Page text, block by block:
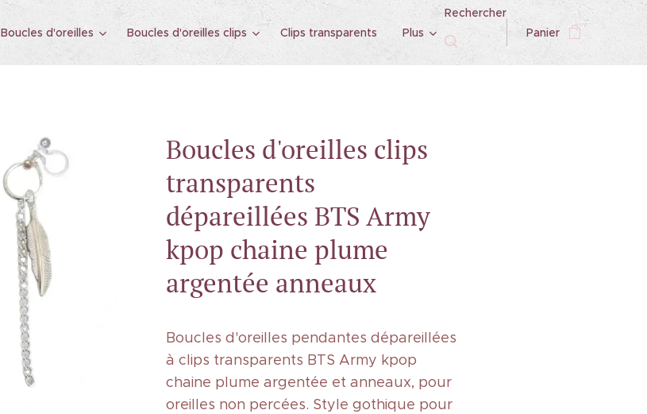
Boucles d'oreilles Boucles d'oreilles clips Clips transparents Plus
Rechercher
Panier
Boucles d'oreilles clips
transparents
dépareillées BTS Army
kpop chaine plume
argentée anneaux
Boucles d'oreilles pendantes dépareillées
à clips transparents BTS Army kpop
chaine plume argentée et anneaux, pour
oreilles non percées. Style gothique pour